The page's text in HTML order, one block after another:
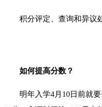
积分评定、查询和异议
如何提高分数？
明年入学4月10日前就